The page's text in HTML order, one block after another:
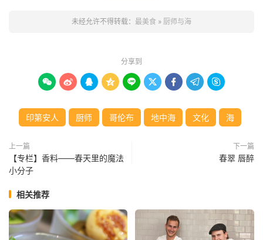
未经允许不得转载： 最美食 » 厨师与海
分享到
        
印第安人 厨师 哥伦布 地中海 文化 海
上一篇
【专栏】香料——春天里的魔法
小分子
下一篇
春翠 唇醉
相关推荐